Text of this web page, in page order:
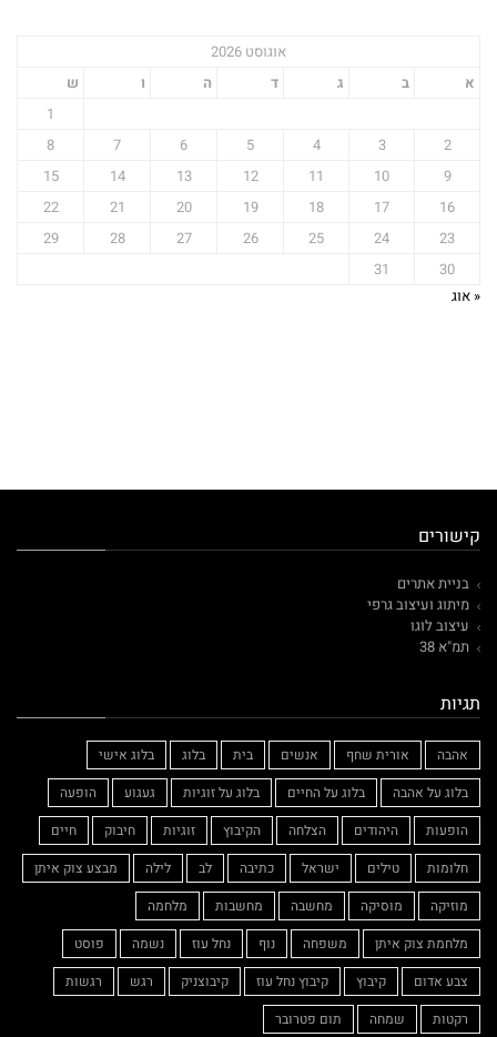
אוגוסט 2026
א
ב ג ד ה ו
ש
1
2
3
4
5
6
7
8
9
10
11
12
13
14
15
16
17
18
19
20
21
22
23
24
25
26
27
28
29
30
31
« אוג
קישורים
בניית אתרים
מיתוג ועיצוב גרפי
עיצוב לוגו
תמ"א 38
תגיות
אהבה אורית שחף אנשים בית בלוג
בלוג אישי
בלוג על אהבה
בלוג על החיים בלוג על זוגיות געגוע
הופעה
הופעות
היהודים הצלחה הקיבוץ זוגיות חיבוק
חיים
חלומות
טילים ישראל כתיבה לב לילה
מבצע צוק איתן
מוזיקה
מוסיקה מחשבה מחשבות
מלחמה
מלחמת צוק איתן
משפחה נוף נחל עוז נשמה
פוסט
צבע אדום
קיבוץ קיבוץ נחל עוז קיבוצניק רגש
רגשות
רקטות
שמחה תום פטרובר